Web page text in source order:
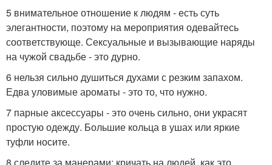
5 внимательное отношение к людям - есть суть
элегантности, поэтому на мероприятия одевайтесь
соответствующе. Сексуальные и вызывающие наряды
на чужой свадьбе - это дурно.
6 нельзя сильно душиться духами с резким запахом.
Едва уловимые ароматы - это то, что нужно.
7 парные аксессуары - это очень сильно, они украсят
простую одежду. Большие кольца в ушах или яркие
туфли носите.